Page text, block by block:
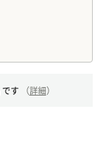
です （詳細）